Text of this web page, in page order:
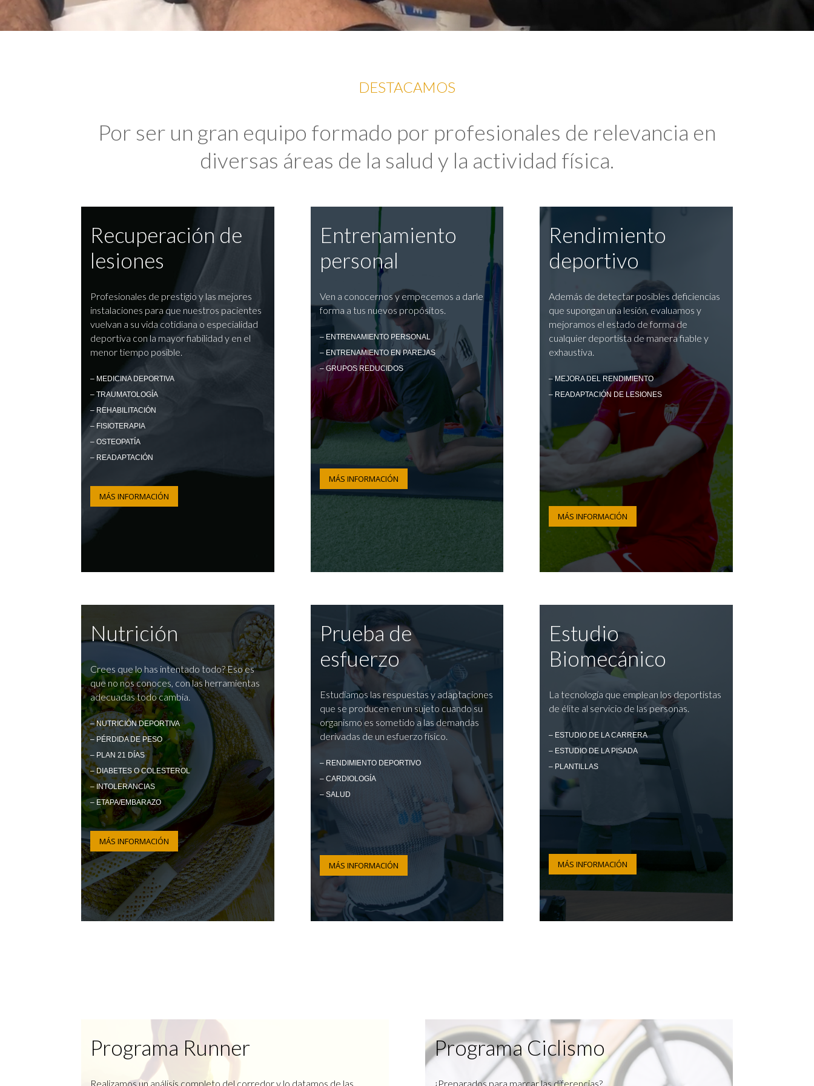
DESTACAMOS
Por ser un gran equipo formado por profesionales de relevancia en
diversas áreas de la salud y la actividad física.
Recuperación de
lesiones
Profesionales de prestigio y las mejores
instalaciones para que nuestros pacientes
vuelvan a su vida cotidiana o especialidad
deportiva con la mayor fiabilidad y en el
menor tiempo posible.
– MEDICINA DEPORTIVA
– TRAUMATOLOGÍA
– REHABILITACIÓN
– FISIOTERAPIA
– OSTEOPATÍA
– READAPTACIÓN
MÁS INFORMACIÓN
Entrenamiento
personal
Ven a conocernos y empecemos a darle
forma a tus nuevos propósitos.
– ENTRENAMIENTO PERSONAL
– ENTRENAMIENTO EN PAREJAS
– GRUPOS REDUCIDOS
MÁS INFORMACIÓN
Rendimiento
deportivo
Además de detectar posibles deficiencias
que supongan una lesión, evaluamos y
mejoramos el estado de forma de
cualquier deportista de manera fiable y
exhaustiva.
– MEJORA DEL RENDIMIENTO
– READAPTACIÓN DE LESIONES
MÁS INFORMACIÓN
Nutrición
Crees que lo has intentado todo? Eso es
que no nos conoces, con las herramientas
adecuadas todo cambia.
– NUTRICIÓN DEPORTIVA
– PÉRDIDA DE PESO
– PLAN 21 DÍAS
– DIABETES O COLESTEROL
– INTOLERANCIAS
– ETAPA/EMBARAZO
MÁS INFORMACIÓN
Prueba de
esfuerzo
Estudiamos las respuestas y adaptaciones
que se producen en un sujeto cuando su
organismo es sometido a las demandas
derivadas de un esfuerzo físico.
– RENDIMIENTO DEPORTIVO
– CARDIOLOGÍA
– SALUD
MÁS INFORMACIÓN
Estudio
Biomecánico
La tecnología que emplean los deportistas
de élite al servicio de las personas.
– ESTUDIO DE LA CARRERA
– ESTUDIO DE LA PISADA
– PLANTILLAS
MÁS INFORMACIÓN
Programa Runner
Realizamos un análisis completo del corredor y lo datamos de las
Programa Ciclismo
¿Preparados para marcar las diferencias?